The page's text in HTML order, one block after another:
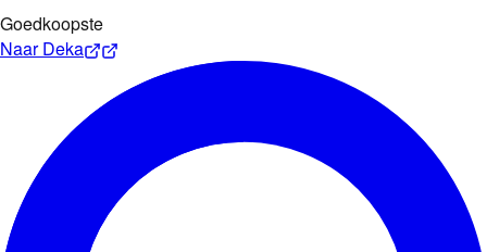
Goedkoopste
NaarDeka